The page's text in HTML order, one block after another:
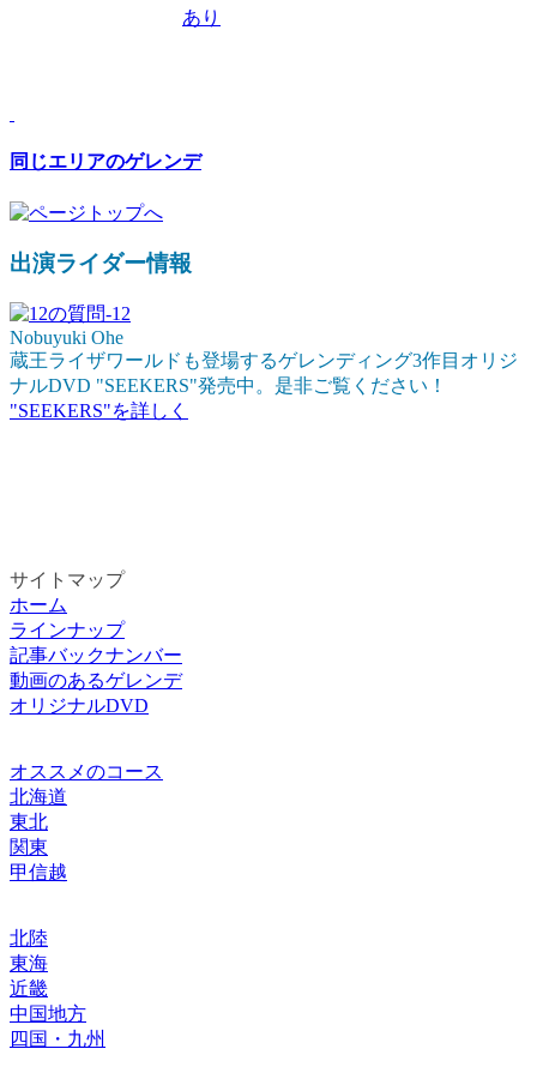
あり
同じエリアのゲレンデ
出演ライダー情報
Nobuyuki Ohe
蔵王ライザワールドも登場するゲレンディング3作目オリジ
ナルDVD "SEEKERS"発売中。是非ご覧ください！
"SEEKERS"を詳しく
サイトマップ
ホーム
ラインナップ
記事バックナンバー
動画のあるゲレンデ
オリジナルDVD
オススメのコース
北海道
東北
関東
甲信越
北陸
東海
近畿
中国地方
四国・九州